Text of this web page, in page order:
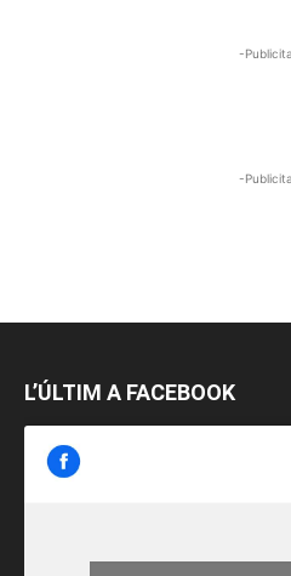
-
-
L’ÚLTIM A FACEBOOK